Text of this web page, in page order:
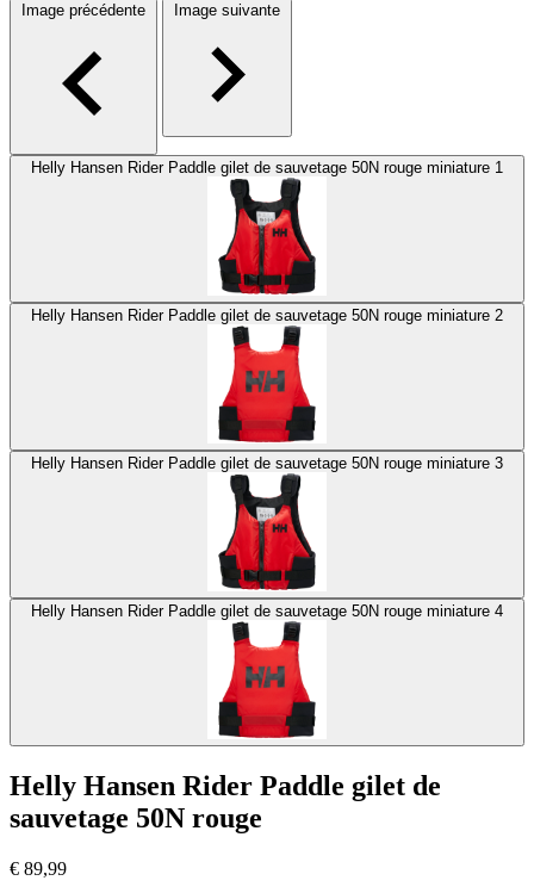
Image précédente Image suivante
Helly Hansen Rider Paddle gilet de sauvetage 50N rouge miniature 1
Helly Hansen Rider Paddle gilet de sauvetage 50N rouge miniature 2
Helly Hansen Rider Paddle gilet de sauvetage 50N rouge miniature 3
Helly Hansen Rider Paddle gilet de sauvetage 50N rouge miniature 4
Helly Hansen Rider Paddle gilet de
sauvetage 50N rouge
€ 89,99